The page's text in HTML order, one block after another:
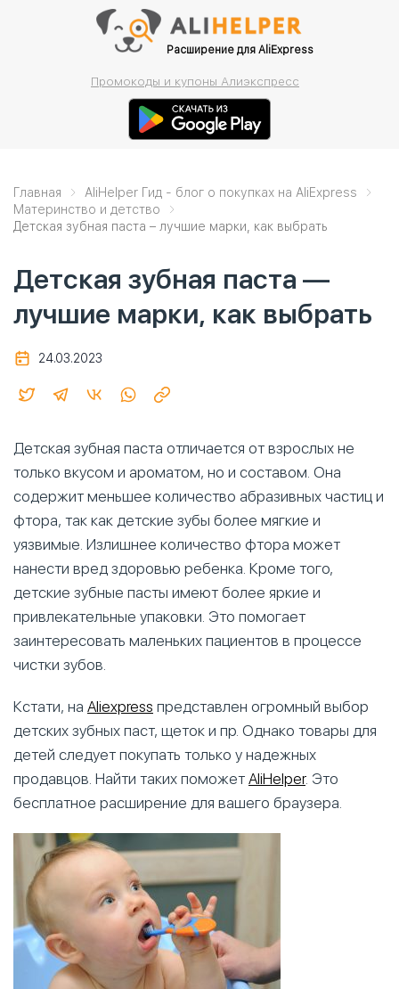
Расширение для AliExpress
Промокоды и купоны Алиэкспресс
Главная
AliHelper Гид - блог о покупках на AliExpress
Материнство и детство
Детская зубная паста – лучшие марки, как выбрать
Детская зубная паста —
лучшие марки, как выбрать
24.03.2023
Детская зубная паста отличается от взрослых не
только вкусом и ароматом, но и составом. Она
содержит меньшее количество абразивных частиц и
фтора, так как детские зубы более мягкие и
уязвимые. Излишнее количество фтора может
нанести вред здоровью ребенка. Кроме того,
детские зубные пасты имеют более яркие и
привлекательные упаковки. Это помогает
заинтересовать маленьких пациентов в процессе
чистки зубов.
Кстати, на Aliexpress представлен огромный выбор
детских зубных паст, щеток и пр. Однако товары для
детей следует покупать только у надежных
продавцов. Найти таких поможет AliHelper. Это
бесплатное расширение для вашего браузера.